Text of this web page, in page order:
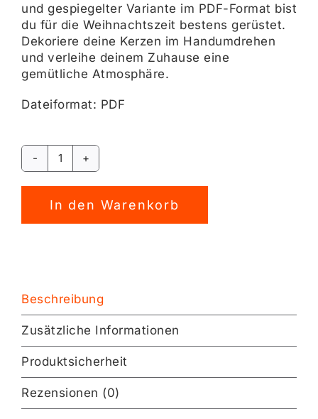
und gespiegelter Variante im PDF-Format bist
du für die Weihnachtszeit bestens gerüstet.
Dekoriere deine Kerzen im Handumdrehen
und verleihe deinem Zuhause eine
gemütliche Atmosphäre.
Dateiformat: PDF
Kerzensticker
0224
[Digital]
In den Warenkorb
Alternative:
Beschreibung
Zusätzliche Informationen
Produktsicherheit
Rezensionen (0)